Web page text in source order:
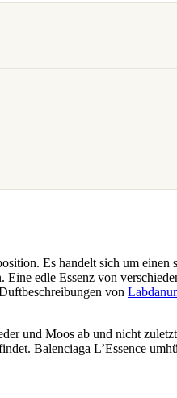
Es handelt sich um
edle Essenz von
von
und Moos ab und nicht
Balenciaga L’Essence